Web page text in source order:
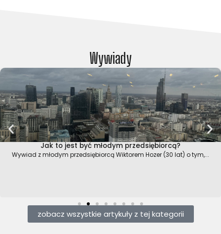
Wywiady
Jak to jest być młodym przedsiębiorcą?
Wywiad z młodym przedsiębiorcą Wiktorem Hozer (30 lat) o tym,...
zobacz wszystkie artykuły z tej kategorii